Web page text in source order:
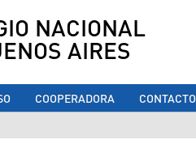
NACIONAL
AIRES
COOPERADORA CONTACTO